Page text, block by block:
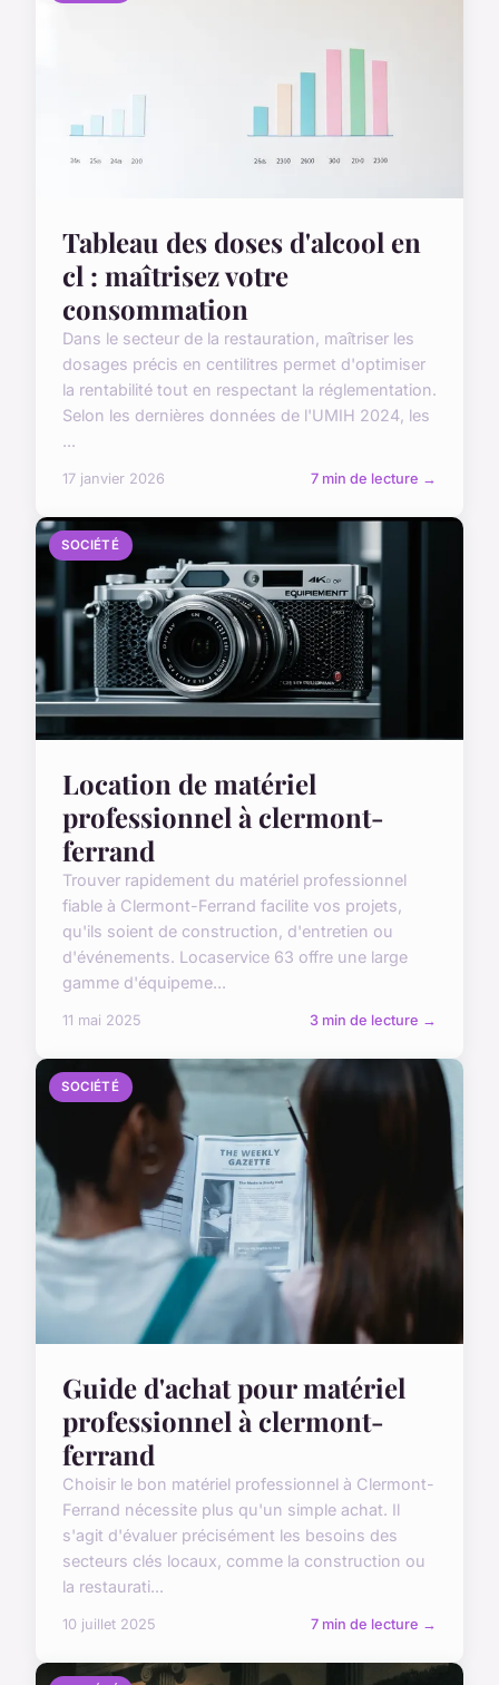
Tableau des doses d'alcool en
cl : maîtrisez votre
consommation
Dans le secteur de la restauration, maîtriser les
dosages précis en centilitres permet d'optimiser
la rentabilité tout en respectant la réglementation.
Selon les dernières données de l'UMIH 2024, les
...
17 janvier 2026 7 min de lecture →
SOCIÉTÉ
Location de matériel
professionnel à clermont-
ferrand
Trouver rapidement du matériel professionnel
fiable à Clermont-Ferrand facilite vos projets,
qu'ils soient de construction, d'entretien ou
d'événements. Locaservice 63 offre une large
gamme d'équipeme...
11 mai 2025 3 min de lecture →
SOCIÉTÉ
Guide d'achat pour matériel
professionnel à clermont-
ferrand
Choisir le bon matériel professionnel à Clermont-
Ferrand nécessite plus qu'un simple achat. Il
s'agit d'évaluer précisément les besoins des
secteurs clés locaux, comme la construction ou
la restaurati...
10 juillet 2025 7 min de lecture →